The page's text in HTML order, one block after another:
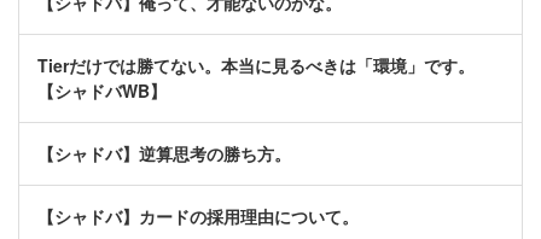
Tierだけでは勝てない。本当に見るべきは「環境」です。
【シャドバWB】
【シャドバ】逆算思考の勝ち方。
【シャドバ】カードの採用理由について。